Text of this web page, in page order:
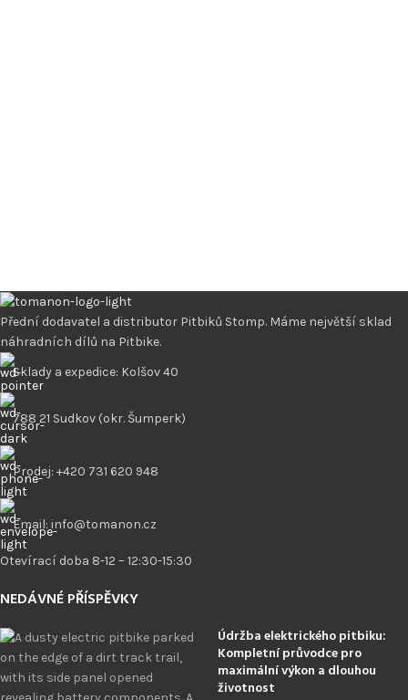
Přední dodavatel a distributor Pitbiků Stomp. Máme největší sklad
náhradních dílů na Pitbike.
Sklady a expedice: Kolšov 40
788 21 Sudkov (okr. Šumperk)
Prodej: +420 731 620 948
Email: info@tomanon.cz
Otevírací doba 8-12 – 12:30-15:30
NEDÁVNÉ PŘÍSPĚVKY
Údržba elektrického pitbiku:
Kompletní průvodce pro
maximální výkon a dlouhou
životnost